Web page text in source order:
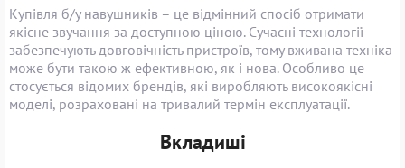
Купівля б/у навушників – це відмінний спосіб отримати
якісне звучання за доступною ціною. Сучасні технології
забезпечують довговічність пристроїв, тому вживана техніка
може бути такою ж ефективною, як і нова. Особливо це
стосується відомих брендів, які виробляють високоякісні
моделі, розраховані на тривалий термін експлуатації.
Вкладиші